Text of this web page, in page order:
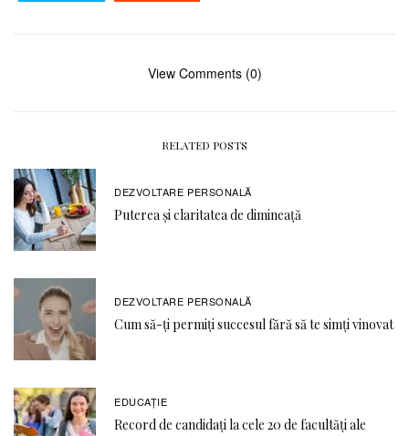
View Comments (0)
RELATED POSTS
DEZVOLTARE PERSONALĂ
Puterea și claritatea de dimineață
DEZVOLTARE PERSONALĂ
Cum să-ți permiți succesul fără să te simți vinovat
EDUCAŢIE
Record de candidați la cele 20 de facultăți ale